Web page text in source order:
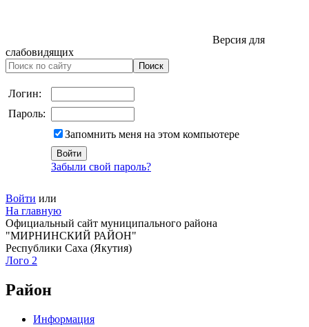
Версия для
слабовидящих
Логин:
Пароль:
Запомнить меня на этом компьютере
Забыли свой пароль?
Войти или
На главную
Официальный сайт муниципального района
"МИРНИНСКИЙ РАЙОН"
Республики Саха (Якутия)
Лого 2
Район
Информация